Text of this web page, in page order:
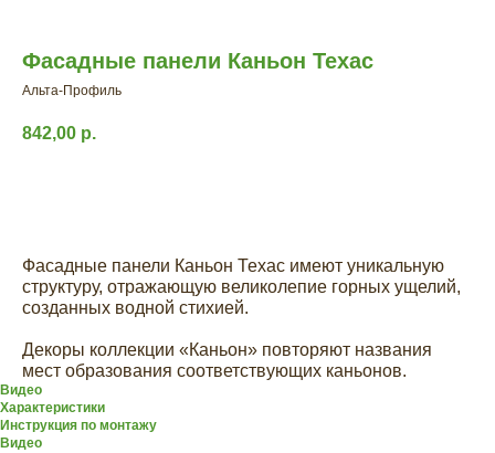
Фасадные панели Каньон Техас
Альта-Профиль
842,00 р.
Фасадные панели Каньон Техас имеют уникальную
структуру, отражающую великолепие горных ущелий,
созданных водной стихией.
Декоры коллекции «Каньон» повторяют названия
мест образования соответствующих каньонов.
Видео
Характеристики
Инструкция по монтажу
Видео